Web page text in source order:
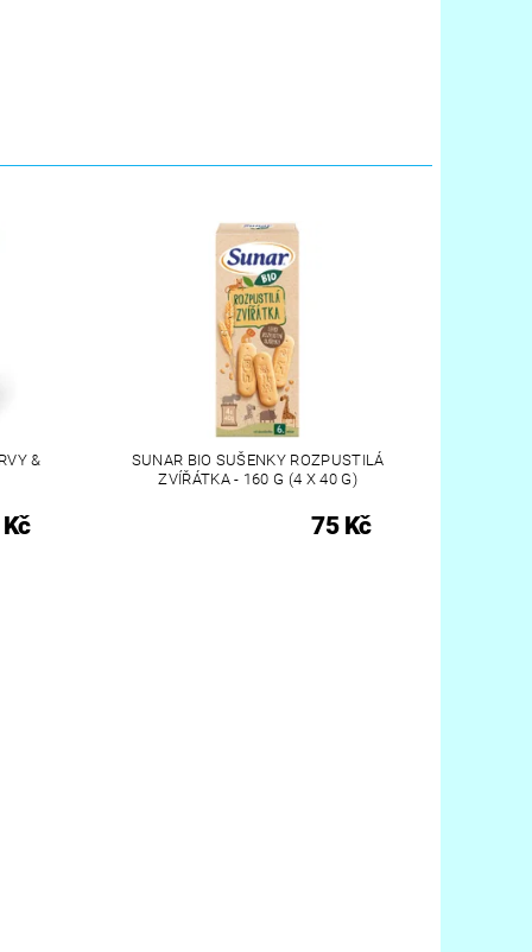
&
SUNAR BIO SUŠENKY ROZPUSTILÁ
ZVÍŘÁTKA - 160 G (4 X 40 G)
75 Kč